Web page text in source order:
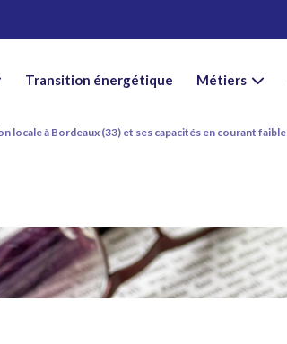
Transition énergétique Métiers
locale à Bordeaux (33) et ses capacités en courant faible